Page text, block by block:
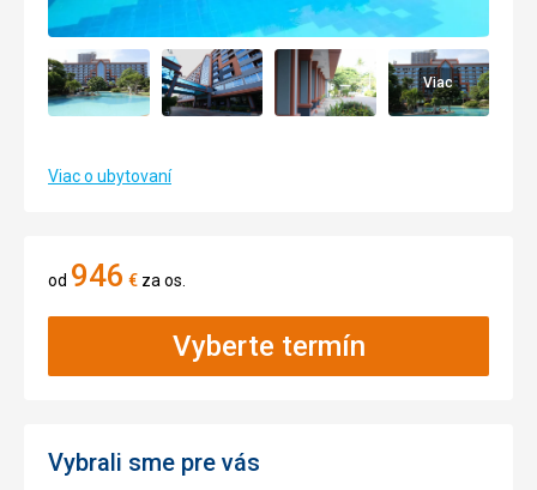
Viac
Viac o ubytovaní
od 946 € za os.
Vyberte termín
Vybrali sme pre vás